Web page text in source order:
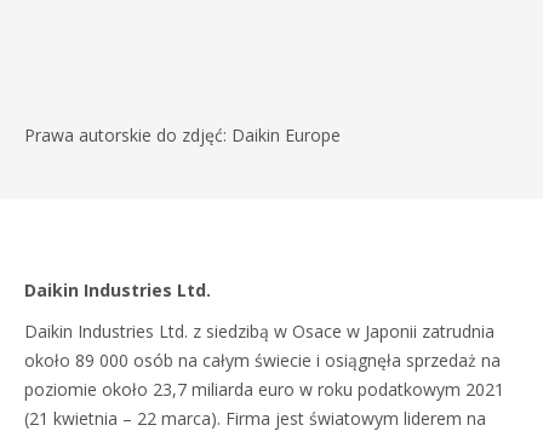
Prawa autorskie do zdjęć: Daikin Europe
Daikin Industries Ltd.
Daikin Industries Ltd. z siedzibą w Osace w Japonii zatrudnia
około 89 000 osób na całym świecie i osiągnęła sprzedaż na
poziomie około 23,7 miliarda euro w roku podatkowym 2021
(21 kwietnia – 22 marca). Firma jest światowym liderem na